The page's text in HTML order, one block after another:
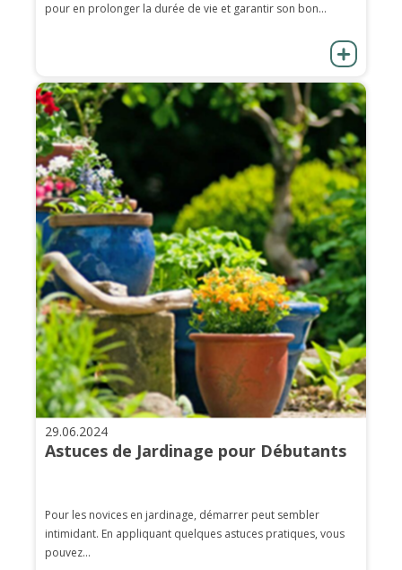
pour en prolonger la durée de vie et garantir son bon...
29.06.2024
Astuces de Jardinage pour Débutants
Pour les novices en jardinage, démarrer peut sembler
intimidant. En appliquant quelques astuces pratiques, vous
pouvez...